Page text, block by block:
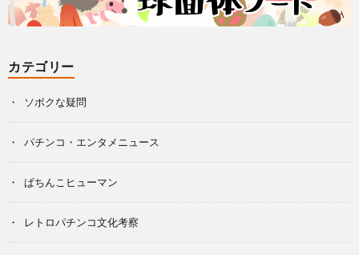
カテゴリー
ソボクな疑問
パチンコ・エンタメニュース
ぱちんこヒューマン
レトロパチンコ文化考察